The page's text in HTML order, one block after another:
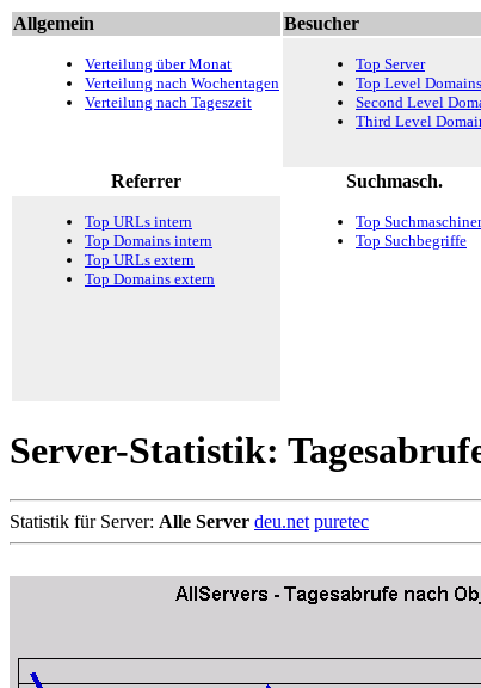
Allgemein Besucher
Verteilung über Monat
Verteilung nach Wochentagen
Verteilung nach Tageszeit
Top Server
Top Level Domains
Second Level
Third Level
Referrer Suchmasch.
Top URLs intern
Top Domains intern
Top URLs extern
Top Domains extern
Top
Top Suchbegriffe
Server-Statistik:
Statistik für Server: Alle Server deu.net puretec